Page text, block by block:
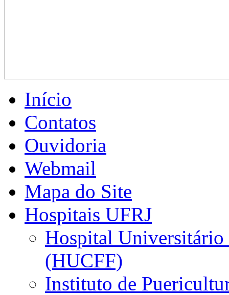
Início
Contatos
Ouvidoria
Webmail
Mapa do Site
Hospitais UFRJ
Hospital
(HUCFF)
Instituto de